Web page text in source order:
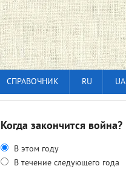
СПРАВОЧНИК RU UA
Когда закончится война?
В этом году
В течение следующего года